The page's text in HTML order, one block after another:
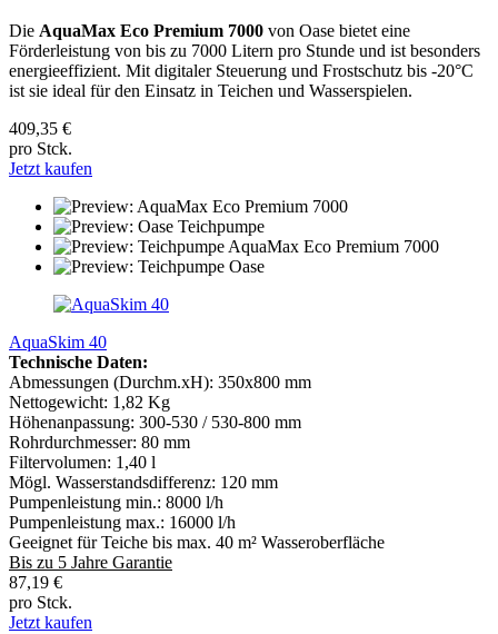
Die AquaMax Eco Premium 7000 von Oase bietet eine
Förderleistung von bis zu 7000 Litern pro Stunde und ist besonders
energieeffizient. Mit digitaler Steuerung und Frostschutz bis -20°C
ist sie ideal für den Einsatz in Teichen und Wasserspielen.
409,35 €
pro Stck.
Jetzt kaufen
AquaSkim 40
Technische Daten:
Abmessungen (Durchm.xH): 350x800 mm
Nettogewicht: 1,82 Kg
Höhenanpassung: 300-530 / 530-800 mm
Rohrdurchmesser: 80 mm
Filtervolumen: 1,40 l
Mögl. Wasserstandsdifferenz: 120 mm
Pumpenleistung min.: 8000 l/h
Pumpenleistung max.: 16000 l/h
Geeignet für Teiche bis max. 40 m² Wasseroberfläche
Bis zu 5 Jahre Garantie
87,19 €
pro Stck.
Jetzt kaufen